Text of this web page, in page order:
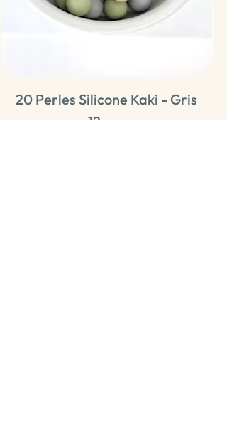
20 Perles Silicone Kaki - Gris
12mm